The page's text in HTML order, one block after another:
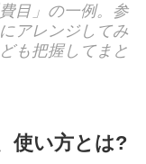
目」の一例。参
アレンジしてみ
も把握してまと
使い方とは?